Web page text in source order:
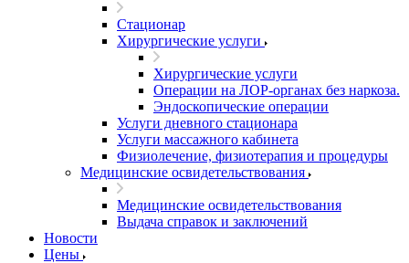
Стационар
Хирургические услуги
Хирургические услуги
Операции на ЛОР-органах без наркоза.
Эндоскопические операции
Услуги дневного стационара
Услуги массажного кабинета
Физиолечение, физиотерапия и процедуры
Медицинские освидетельствования
Медицинские освидетельствования
Выдача справок и заключений
Новости
Цены